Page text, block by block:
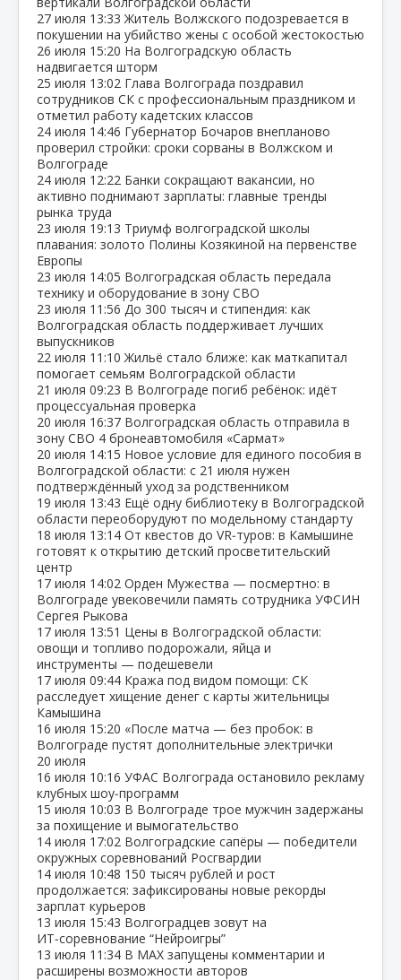
27 июля 13:33 Житель Волжского подозревается в
покушении на убийство жены с особой жестокостью
26 июля 15:20 На Волгоградскую область
надвигается шторм
25 июля 13:02 Глава Волгограда поздравил
сотрудников СК с профессиональным праздником и
отметил работу кадетских классов
24 июля 14:46 Губернатор Бочаров внепланово
проверил стройки: сроки сорваны в Волжском и
Волгограде
24 июля 12:22 Банки сокращают вакансии, но
активно поднимают зарплаты: главные тренды
рынка труда
23 июля 19:13 Триумф волгоградской школы
плавания: золото Полины Козякиной на первенстве
Европы
23 июля 14:05 Волгоградская область передала
технику и оборудование в зону СВО
23 июля 11:56 До 300 тысяч и стипендия: как
Волгоградская область поддерживает лучших
выпускников
22 июля 11:10 Жильё стало ближе: как маткапитал
помогает семьям Волгоградской области
21 июля 09:23 В Волгограде погиб ребёнок: идёт
процессуальная проверка
20 июля 16:37 Волгоградская область отправила в
зону СВО 4 бронеавтомобиля «Сармат»
20 июля 14:15 Новое условие для единого пособия в
Волгоградской области: с 21 июля нужен
подтверждённый уход за родственником
19 июля 13:43 Ещё одну библиотеку в Волгоградской
области переоборудуют по модельному стандарту
18 июля 13:14 От квестов до VR‑туров: в Камышине
готовят к открытию детский просветительский
центр
17 июля 14:02 Орден Мужества — посмертно: в
Волгограде увековечили память сотрудника УФСИН
Сергея Рыкова
17 июля 13:51 Цены в Волгоградской области:
овощи и топливо подорожали, яйца и
инструменты — подешевели
17 июля 09:44 Кража под видом помощи: СК
расследует хищение денег с карты жительницы
Камышина
16 июля 15:20 «После матча — без пробок: в
Волгограде пустят дополнительные электрички
20 июля
16 июля 10:16 УФАС Волгограда остановило рекламу
клубных шоу‑программ
15 июля 10:03 В Волгограде трое мужчин задержаны
за похищение и вымогательство
14 июля 17:02 Волгоградские сапёры — победители
окружных соревнований Росгвардии
14 июля 10:48 150 тысяч рублей и рост
продолжается: зафиксированы новые рекорды
зарплат курьеров
13 июля 15:43 Волгоградцев зовут на
ИТ‑соревнование “Нейроигры”
13 июля 11:34 В МАХ запущены комментарии и
расширены возможности авторов